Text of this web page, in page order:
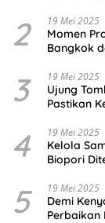
2 19 Mei 2025
Momen
Bangkok
3 19 Mei 2025
Ujung
Pastikan
4 19 Mei 2025
Kelola
Biopori
5 19 Mei 2025
Demi
Perbaikan